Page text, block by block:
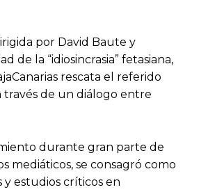
por David Baute y
la “idiosincrasia” fetasiana,
rescata el referido
través de un diálogo entre
durante gran parte de
mediáticos, se consagró como
estudios críticos en